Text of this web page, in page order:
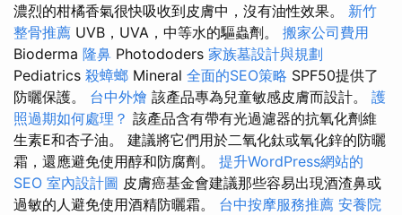
濃烈的柑橘香氣很快吸收到皮膚中，沒有油性效果。 新竹
整骨推薦 UVB，UVA，中等水的驅蟲劑。 搬家公司費用
Bioderma 隆鼻 Photododers 家族墓設計與規劃
Pediatrics 殺蟑螂 Mineral 全面的SEO策略 SPF50提供了
防曬保護。 台中外燴 該產品專為兒童敏感皮膚而設計。 護
照過期如何處理？ 該產品含有帶有光過濾器的抗氧化劑維
生素E和杏子油。 建議將它們用於二氧化鈦或氧化鋅的防曬
霜，還應避免使用醇和防腐劑。 提升WordPress網站的
SEO 室內設計圖 皮膚癌基金會建議那些容易出現酒渣鼻或
過敏的人避免使用酒精防曬霜。 台中按摩服務推薦 安養院